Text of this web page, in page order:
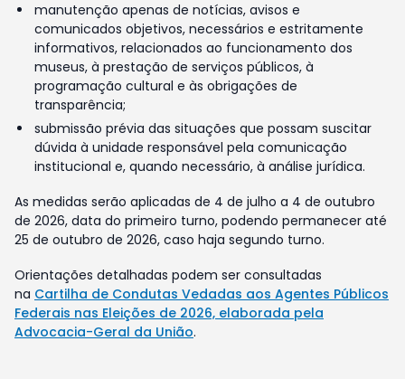
manutenção apenas de notícias, avisos e
comunicados objetivos, necessários e estritamente
informativos, relacionados ao funcionamento dos
museus, à prestação de serviços públicos, à
programação cultural e às obrigações de
transparência;
submissão prévia das situações que possam suscitar
dúvida à unidade responsável pela comunicação
institucional e, quando necessário, à análise jurídica.
As medidas serão aplicadas de 4 de julho a 4 de outubro
de 2026, data do primeiro turno, podendo permanecer até
25 de outubro de 2026, caso haja segundo turno.
Orientações detalhadas podem ser consultadas
na Cartilha de Condutas Vedadas aos Agentes Públicos
Federais nas Eleições de 2026, elaborada pela
Advocacia-Geral da União.